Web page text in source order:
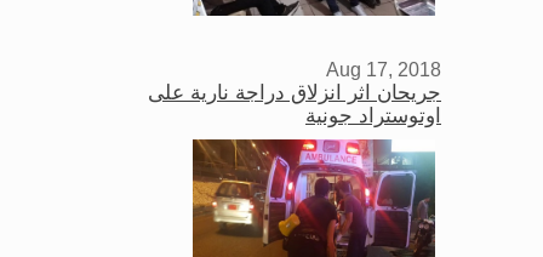
Aug 17, 2018
جريحان اثر انزلاق دراجة نارية على
اوتوستراد جونية